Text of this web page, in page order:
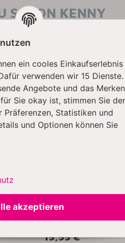
SCHON KENNY
BESTSELLER
'Überzieher'
kompatibel mit
Kenwood Chef XL
Modelle Aquamarin
19,99 €*
ein cooles
verwenden wir 15
Angebote und das
Sie okay ist, stimmen Sie der
Statistiken und
und Optionen können Sie
akzeptieren